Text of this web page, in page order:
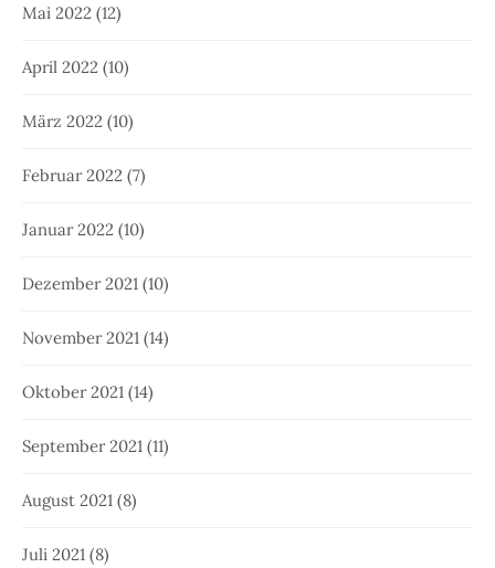
Mai 2022 (12)
April 2022 (10)
März 2022 (10)
Februar 2022 (7)
Januar 2022 (10)
Dezember 2021 (10)
November 2021 (14)
Oktober 2021 (14)
September 2021 (11)
August 2021 (8)
Juli 2021 (8)